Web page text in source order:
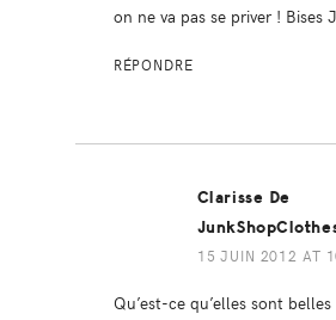
on ne va pas se priver ! Bises
RÉPONDRE
Clarisse De
15 JUIN 2012 AT
Qu’est-ce qu’elles sont belles